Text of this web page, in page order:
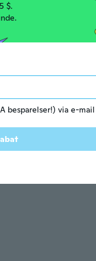
$.
besparelser!) via e-mail